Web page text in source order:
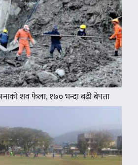
शव फेला, १७० भन्दा बढी बेपत्ता